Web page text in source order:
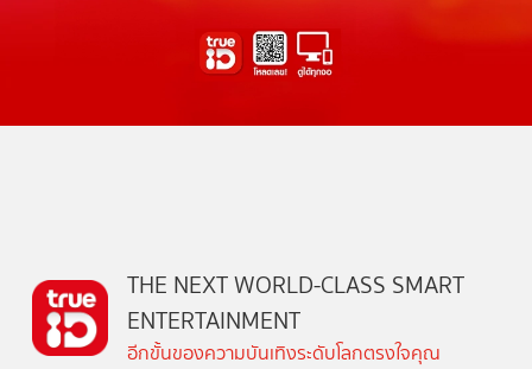
THE NEXT WORLD-CLASS SMART
ENTERTAINMENT
อีกขั้นของความบันเทิงระดับโลกตรงใจคุณ